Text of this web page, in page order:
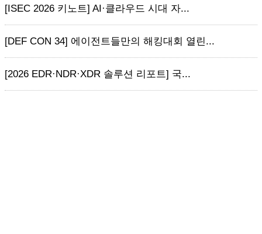
[ISEC 2026 키노트] AI·클라우드 시대 자...
[DEF CON 34] 에이전트들만의 해킹대회 열린...
[2026 EDR·NDR·XDR 솔루션 리포트] 국...